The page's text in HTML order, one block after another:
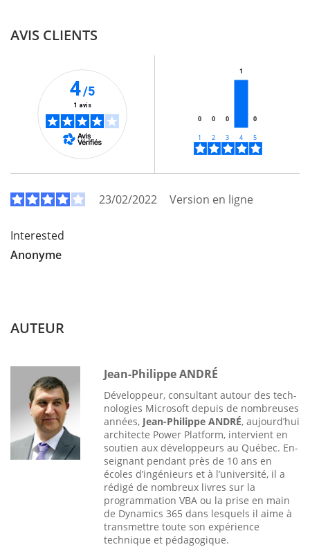
AVIS CLIENTS
4/5
1 avis
0 0 0
1
0
23/02/2022 Version en ligne
Interested
Anonyme
AUTEUR
Jean-Philippe ANDRÉ
Développeur, consultant autour des tech­
nologies Microsoft depuis de nombreuses
années, Jean-Philippe ANDRÉ, aujourd’hui
architecte Power Platform, intervient en
soutien aux développeurs au Québec. En­
seignant pendant près de 10 ans en
écoles d’ingénieurs et à l’université, il a
rédigé de nombreux livres sur la
programmation VBA ou la prise en main
de Dynamics 365 dans lesquels il aime à
transmettre toute son expé­rience
technique et pédagogique.